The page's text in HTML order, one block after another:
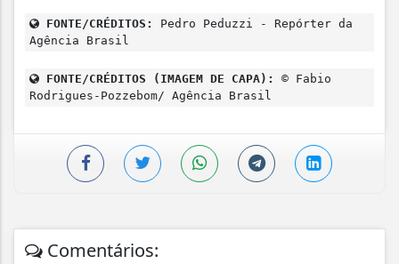
FONTE/CRÉDITOS:
Pedro Peduzzi - Repórter da
Agência Brasil
FONTE/CRÉDITOS (IMAGEM DE CAPA):
© Fabio
Rodrigues-Pozzebom/ Agência Brasil
Comentários: